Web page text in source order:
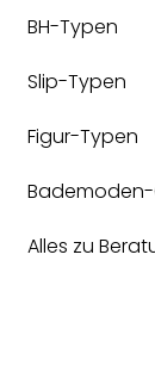
BH-Typen
Slip-Typen
Figur-Typen
Alles zu